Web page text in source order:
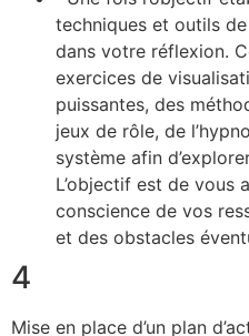
techniques et outils
dans votre réflexion.
exercices de
puissantes, des
jeux de rôle, de
système afin
L’objectif est de vous
conscience de vos
et des obstacles
4
Mise en place d’un plan